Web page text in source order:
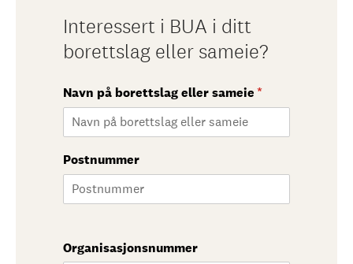
Interessert i BUA i ditt
borettslag eller sameie?
Navn på borettslag eller sameie*
(nødvendig)
Postnummer
Organisasjonsnummer